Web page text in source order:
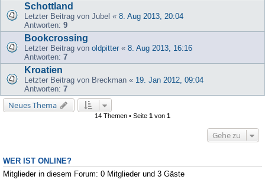
Schottland
Letzter Beitrag von Jubel « 8. Aug 2013, 20:04
Antworten: 9
Bookcrossing
Letzter Beitrag von oldpitter « 8. Aug 2013, 16:16
Antworten: 7
Kroatien
Letzter Beitrag von Breckman « 19. Jan 2012, 09:04
Antworten: 7
Neues Thema
14 Themen • Seite 1 von 1
Gehe zu
WER IST ONLINE?
Mitglieder in diesem Forum: 0 Mitglieder und 3 Gäste